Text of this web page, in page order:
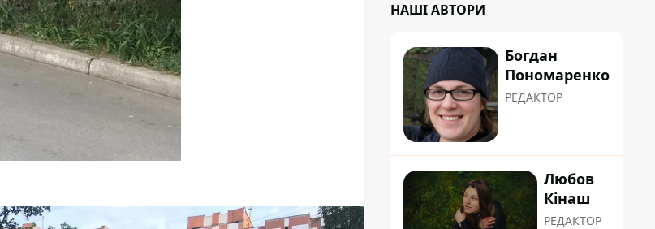
НАШІ АВТОРИ
Богдан
Пономаренко
РЕДАКТОР
Любов
Кінаш
РЕДАКТОР